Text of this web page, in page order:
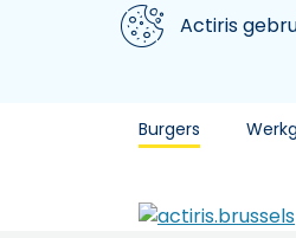
Aller au contenu principal
We gebruiken cookies
Actiris
Burgers